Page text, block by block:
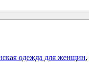
одежда для женщин,